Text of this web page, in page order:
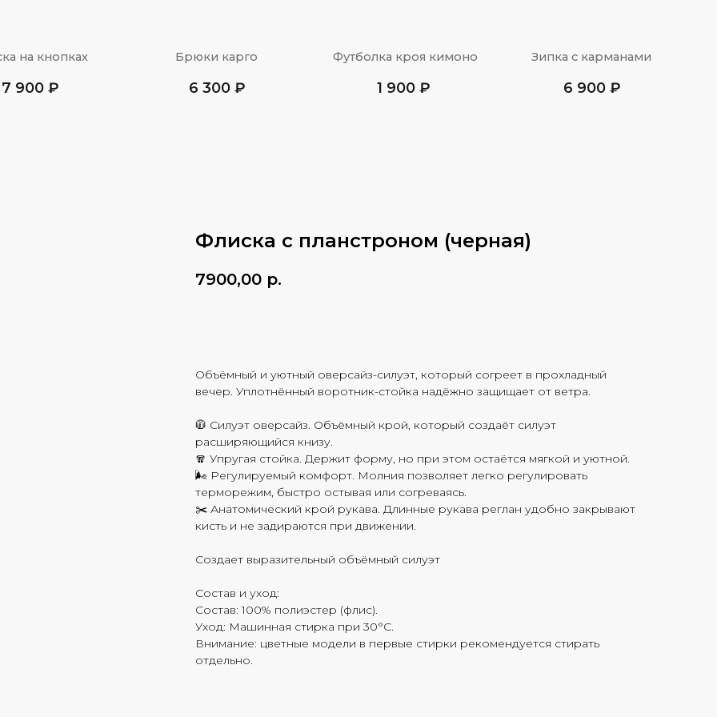
Флиска с планстроном (черная)
7900,00 р.
Объёмный и уютный оверсайз-силуэт, который согреет в прохладный
вечер. Уплотнённый воротник-стойка надёжно защищает от ветра.
🧥 Силуэт оверсайз. Объёмный крой, который создаёт силуэт
расширяющийся книзу.
🧣 Упругая стойка. Держит форму, но при этом остаётся мягкой и уютной.
🌬️ Регулируемый комфорт. Молния позволяет легко регулировать
терморежим, быстро остывая или согреваясь.
✂️ Анатомический крой рукава. Длинные рукава реглан удобно закрывают
кисть и не задираются при движении.
Создает выразительный объёмный силуэт
Состав и уход:
Состав: 100% полиэстер (флис).
Уход: Машинная стирка при 30°C.
Внимание: цветные модели в первые стирки рекомендуется стирать
отдельно.